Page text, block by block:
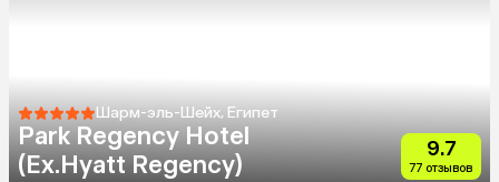
Шарм-эль-Шейх, Египет
Park Regency Hotel
(Ex.Hyatt Regency)
9.7
77 отзывов